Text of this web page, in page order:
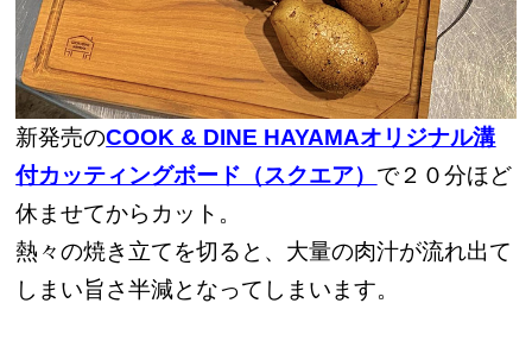
新発売のCOOK & DINE HAYAMAオリジナル溝
付カッティングボード（スクエア） で２０分ほど
休ませてからカット。
熱々の焼き立てを切ると、大量の肉汁が流れ出て
しまい旨さ半減となってしまいます。